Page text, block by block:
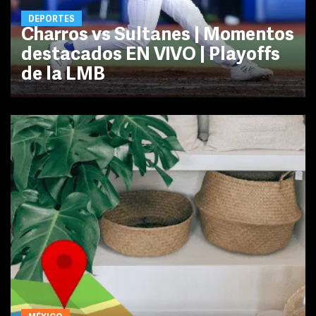
DEPORTES
Charros vs Sultanes | Momentos
destacados EN VIVO | Playoffs
de la LMB